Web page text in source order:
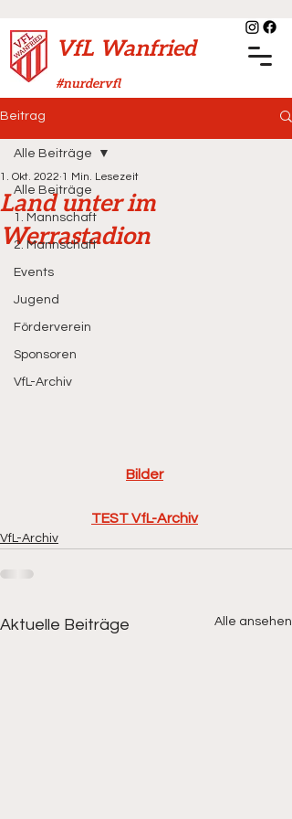
VfL Wanfried
#nurdervfl
Beitrag
Alle Beiträge
1. Mannschaft
2. Mannschaft
Events
Jugend
Förderverein
Sponsoren
VfL-Archiv
Alle Beiträge
Land unter im
Werrastadion
1. Okt. 2022 1 Min. Lesezeit
Bilder
TEST VfL-Archiv
VfL-Archiv
Aktuelle Beiträge Alle ansehen